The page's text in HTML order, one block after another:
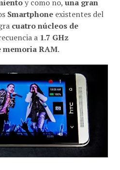
y como no, una gran
Smartphone existentes del
cuatro núcleos de
a 1.7 GHz
memoria RAM.